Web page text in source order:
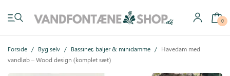
0
Forside / Byg selv / Bassiner, baljer & minidamme / Havedam med
vandløb – Wood design (komplet sæt)